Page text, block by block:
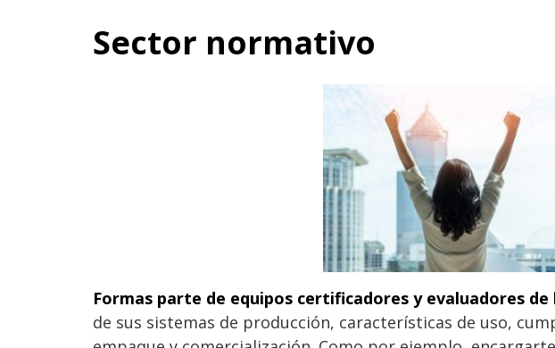
Sector normativo
Formas parte de equipos certificadores y evaluadores
de sus sistemas de producción, características de uso,